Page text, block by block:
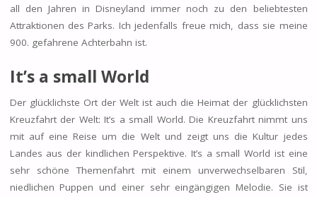
all den Jahren in Disneyland immer noch zu den beliebtesten
Attraktionen des Parks. Ich jedenfalls freue mich, dass sie meine
900. gefahrene Achterbahn ist.
It’s a small World
Der glücklichste Ort der Welt ist auch die Heimat der glücklichsten
Kreuzfahrt der Welt: It’s a small World. Die Kreuzfahrt nimmt uns
mit auf eine Reise um die Welt und zeigt uns die Kultur jedes
Landes aus der kindlichen Perspektive. It’s a small World ist eine
sehr schöne Themenfahrt mit einem unverwechselbaren Stil,
niedlichen Puppen und einer sehr eingängigen Melodie. Sie ist